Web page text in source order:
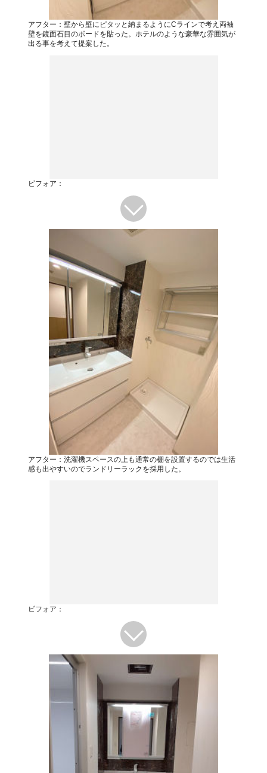
アフター：壁から壁にピタッと納まるようにCラインで考え両袖
壁を鏡面石目のボードを貼った。ホテルのような豪華な雰囲気が
出る事を考えて提案した。
ビフォア：
アフター：洗濯機スペースの上も通常の棚を設置するのでは生活
感も出やすいのでランドリーラックを採用した。
ビフォア：